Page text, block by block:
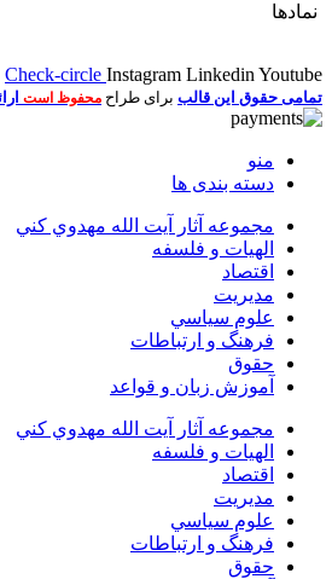
نمادها
Check-circle Instagram LinkedinYoutube
تمامی حقوق این قالب برای طراح محفوظ است
منو
دسته بندی ها
مجموعه آثار آيت الله مهدوي كني
الهیات و فلسفه
اقتصاد
مديريت
علوم سياسي
فرهنگ و ارتباطات
حقوق
آموزش زبان و قواعد
مجموعه آثار آيت الله مهدوي كني
الهیات و فلسفه
اقتصاد
مديريت
علوم سياسي
فرهنگ و ارتباطات
حقوق